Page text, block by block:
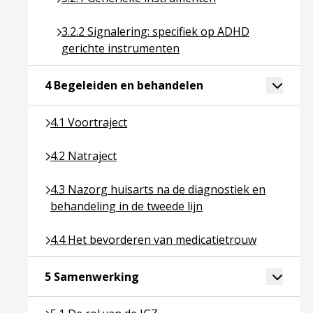
3.2.2 Signalering: specifiek op ADHD
gerichte instrumenten
Ga naar pagina over 3.2.2 Signalering: specifiek
4 Begeleiden en behandelen Ga naar paginaToggle
4.1 Voortraject
Ga naar pagina over 4.1 Voortraject
4.2 Natraject
Ga naar pagina over 4.2 Natraject
4.3 Nazorg huisarts na de diagnostiek en
behandeling in de tweede lijn
Ga naar pagina over 4.3 Nazorg huisarts na de
4.4 Het bevorderen van medicatietrouw
Ga naar pagina over 4.4 Het bevorderen van
5 Samenwerking Ga naar pagina over 5 Toggle